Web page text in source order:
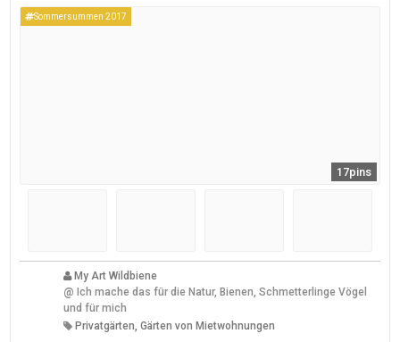
Sommersummen 2017
17pins
My Art Wildbiene
@ Ich mache das für die Natur, Bienen, Schmetterlinge Vögel
und für mich
Privatgärten, Gärten von Mietwohnungen